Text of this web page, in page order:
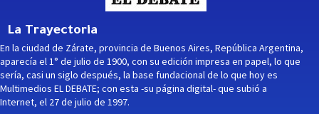
La Trayectoria
En la ciudad de Zárate, provincia de Buenos Aires, República Argentina,
aparecía el 1° de julio de 1900, con su edición impresa en papel, lo que
sería, casi un siglo después, la base fundacional de lo que hoy es
Multimedios EL DEBATE; con esta -su página digital- que subió a
Internet, el 27 de julio de 1997.